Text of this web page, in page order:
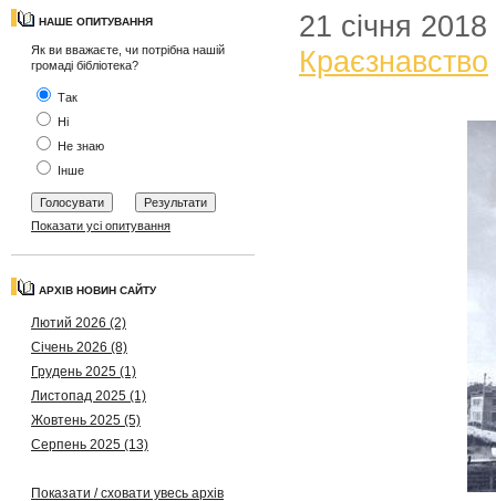
НАШЕ ОПИТУВАННЯ
Як ви вважаєте, чи потрібна нашій
громаді бібліотека?
Так
Ні
Не знаю
Інше
Показати усі опитування
АРХІВ НОВИН САЙТУ
Лютий 2026 (2)
Січень 2026 (8)
Грудень 2025 (1)
Листопад 2025 (1)
Жовтень 2025 (5)
Серпень 2025 (13)
Показати / сховати увесь архів
21 січня 2018
Краєзнавство